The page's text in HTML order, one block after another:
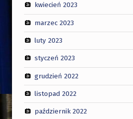
kwiecień 2023
marzec 2023
luty 2023
styczeń 2023
grudzień 2022
listopad 2022
październik 2022